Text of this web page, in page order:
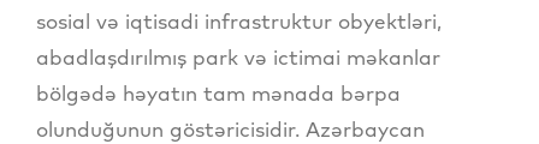
sosial və iqtisadi infrastruktur obyektləri,
abadlaşdırılmış park və ictimai məkanlar
bölgədə həyatın tam mənada bərpa
olunduğunun göstəricisidir. Azərbaycan